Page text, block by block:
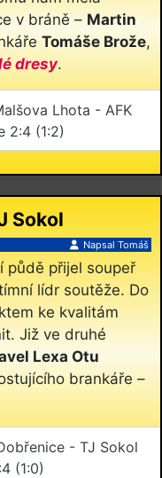
v bráně – Martin
Tomáše Brože,
dresy.
Lhota - AFK
2:4 (1:2)
Sokol
Napsal Tomáš
půdě přijel soupeř
lídr soutěže. Do
ke kvalitám
Již ve druhé
Lexa Otu
brankáře –
- TJ Sokol
(1:0)